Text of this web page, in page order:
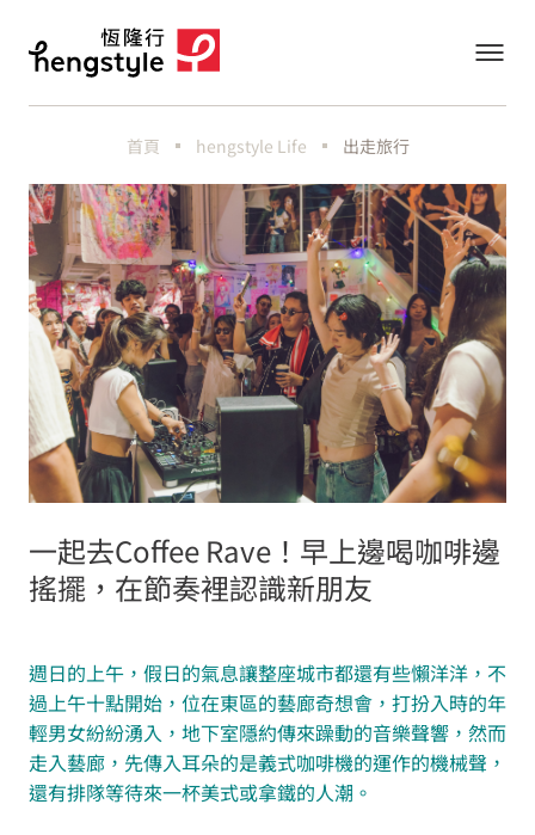
首頁 hengstyle Life 出走旅行
一起去Coffee Rave！早上邊喝咖啡邊
搖擺，在節奏裡認識新朋友
週日的上午，假日的氣息讓整座城市都還有些懶洋洋，不
過上午十點開始，位在東區的藝廊奇想會，打扮入時的年
輕男女紛紛湧入，地下室隱約傳來躁動的音樂聲響，然而
走入藝廊，先傳入耳朵的是義式咖啡機的運作的機械聲，
還有排隊等待來一杯美式或拿鐵的人潮。